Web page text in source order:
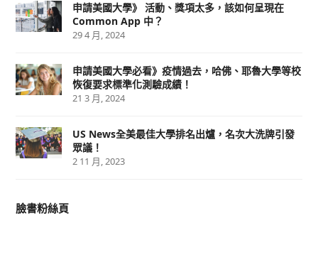
申請美國大學》 活動、獎項太多，該如何呈現在
Common App 中？
29 4 月, 2024
申請美國大學必看》疫情過去，哈佛、耶魯大學等校
恢復要求標準化測驗成績！
21 3 月, 2024
US News全美最佳大學排名出爐，名次大洗牌引發
眾議！
2 11 月, 2023
臉書粉絲頁